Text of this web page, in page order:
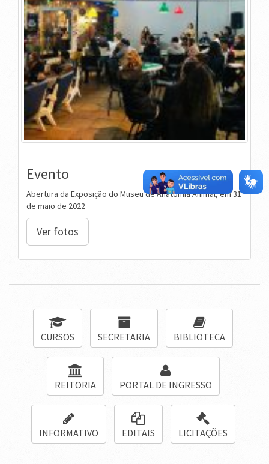
Evento
Abertura da Exposição do Museu de Anatomia Animal, em 31
de maio de 2022
Ver fotos
CURSOS SECRETARIA BIBLIOTECA
REITORIA PORTAL DE INGRESSO
INFORMATIVO EDITAIS LICITAÇÕES